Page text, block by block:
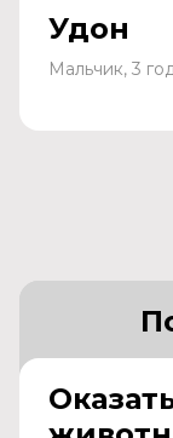
Удон
Мальчик, 3